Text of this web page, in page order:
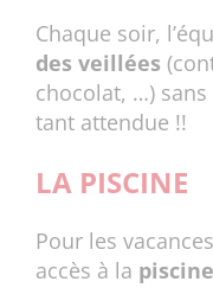
Chaque soir,
des veillées
chocolat, …)
tant attendue !!
LA PISCINE
Pour les
accès à la